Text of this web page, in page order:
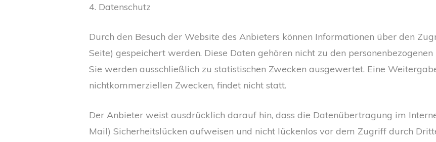
4. Datenschutz
Durch den Besuch der Website des Anbieters können Informationen über den
Seite) gespeichert werden. Diese Daten gehören nicht zu den
Sie werden ausschließlich zu statistischen Zwecken ausgewertet. Eine
nichtkommerziellen Zwecken, findet nicht statt.
Der Anbieter weist ausdrücklich darauf hin, dass die Datenübertragung im
Mail) Sicherheitslücken aufweisen und nicht lückenlos vor dem Zugriff durch